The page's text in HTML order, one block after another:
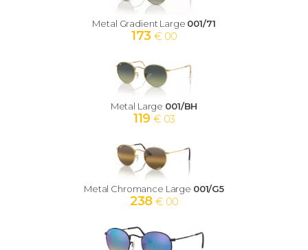
Metal Gradient Large 001/71
173 € 00
Metal Large 001/BH
119 € 03
Metal Chromance Large 001/G5
238 € 00